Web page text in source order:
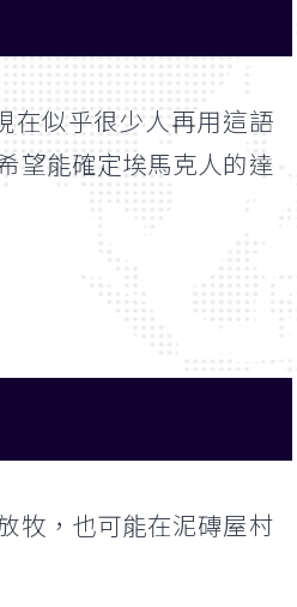
在似乎很少人再用這語
望能確定埃馬克人的達
牧，也可能在泥磚屋村